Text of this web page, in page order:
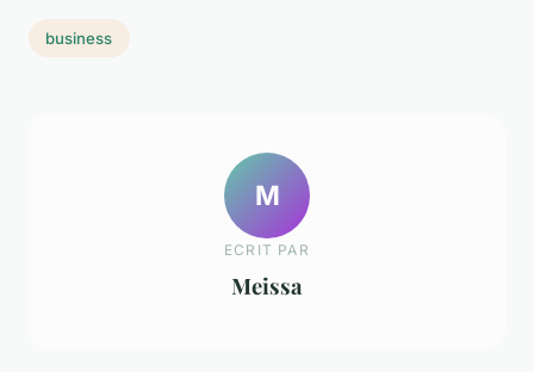
business
M
ECRIT PAR
Meissa